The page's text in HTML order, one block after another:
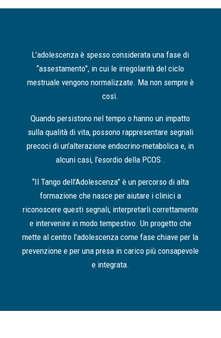
L’adolescenza è spesso considerata una fase di
“assestamento”, in cui le irregolarità del ciclo
mestruale vengono normalizzate. Ma non sempre è
così.
Quando persistono nel tempo o hanno un impatto
sulla qualità di vita, possono rappresentare segnali
precoci di un’alterazione endocrino-metabolica e, in
alcuni casi, l’esordio della PCOS .
“Il Tango dell’Adolescenza” è un percorso di alta
formazione che nasce per aiutare i clinici a
riconoscere questi segnali, interpretarli correttamente
e intervenire in modo tempestivo. Un progetto che
mette al centro l’adolescenza come fase chiave per la
prevenzione e per una presa in carico più consapevole
e integrata.